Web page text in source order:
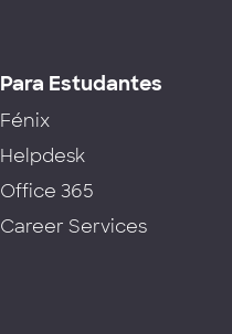
Para Estudantes
Fénix
Helpdesk
Office 365
Career Services